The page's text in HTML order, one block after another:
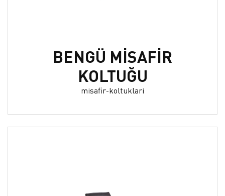
BENGÜ MİSAFİR
KOLTUĞU
misafir-koltuklari